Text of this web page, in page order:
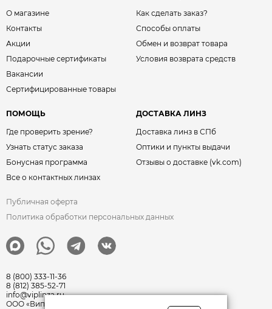
О магазине
Контакты
Акции
Подарочные сертификаты
Вакансии
Сертифицированные товары
Как сделать заказ?
Способы оплаты
Обмен и возврат товара
Условия возврата средств
ПОМОЩЬ
Где проверить зрение?
Узнать статус заказа
Бонусная программа
Все о контактных линзах
ДОСТАВКА ЛИНЗ
Доставка линз в СПб
Оптики и пункты выдачи
Отзывы о доставке (vk.com)
Публичная оферта
Политика обработки персональных данных
8 (800) 333-11-36
8 (812) 385-52-71
info@viplinza.ru
ООО «Виплинза» ОГРН: 1217800011351